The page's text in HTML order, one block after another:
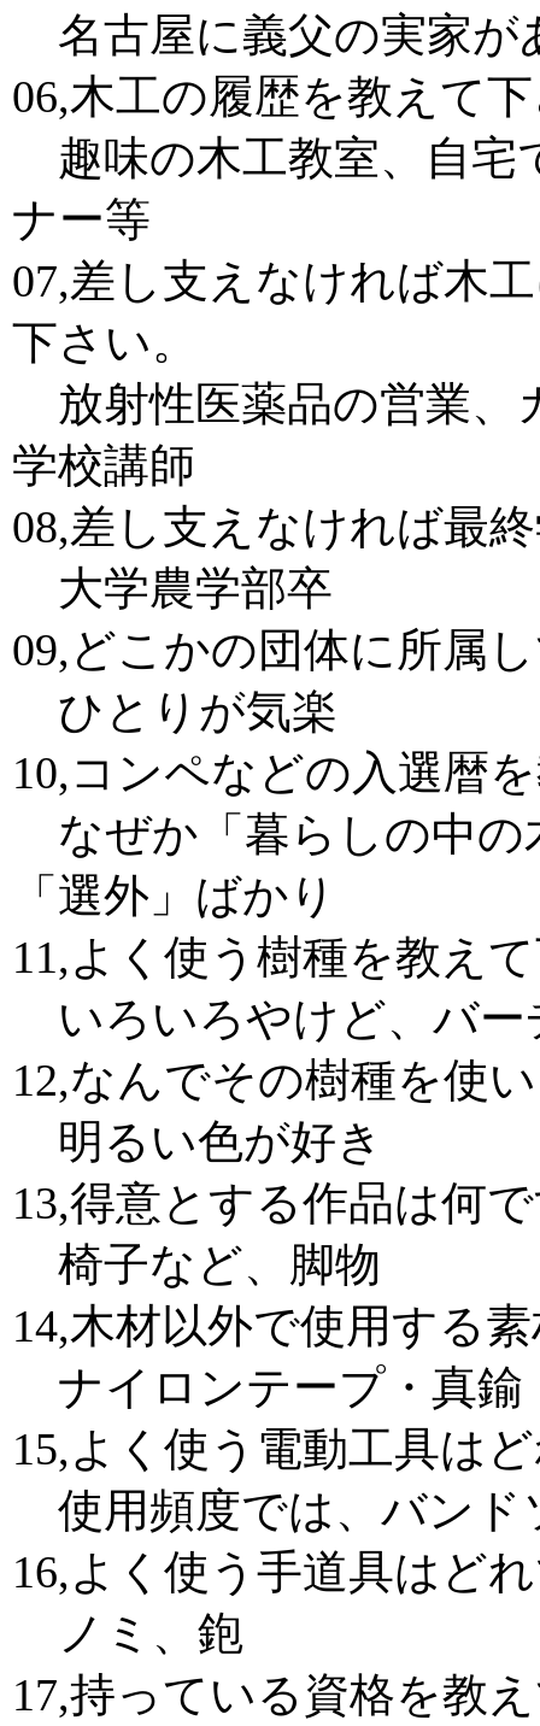
名古屋に義父の実家が
06,木工の履歴を教えて
趣味の木工教室、自宅
ナー等
07,差し支えなければ木
下さい。
放射性医薬品の営業、
学校講師
08,差し支えなければ最
大学農学部卒
09,どこかの団体に所属
ひとりが気楽
10,コンペなどの入選暦
なぜか「暮らしの中の
「選外」ばかり
11,よく使う樹種を教え
いろいろやけど、バー
12,なんでその樹種を使
明るい色が好き
13,得意とする作品は何
椅子など、脚物
14,木材以外で使用する
ナイロンテープ・真鍮
15,よく使う電動工具は
使用頻度では、バンド
16,よく使う手道具はど
ノミ、鉋
17,持っている資格を教